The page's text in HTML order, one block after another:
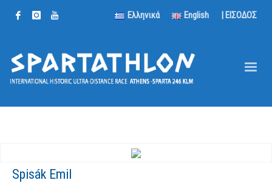
Ελληνικά English | ΕΙΣΟΔΟΣ
Spisák Emil